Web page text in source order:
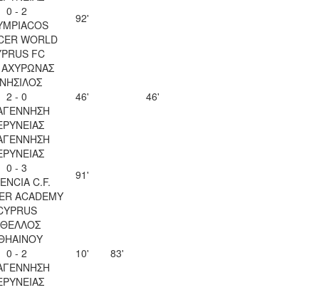
0 - 2
WORLD
FC
92'
2 - 0
46' 46'
0 - 3
C.F.
ACADEMY
91'
0 - 2
10' 83'